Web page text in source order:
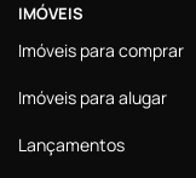
IMÓVEIS
Imóveis para comprar
Imóveis para alugar
Lançamentos